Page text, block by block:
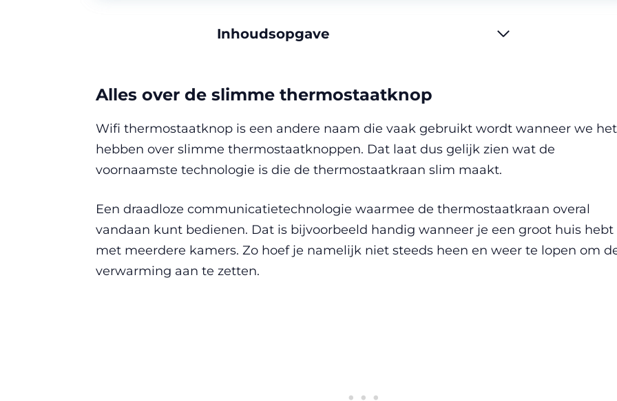
Inhoudsopgave
Alles over de slimme thermostaatknop
Wifi thermostaatknop is een andere naam die vaak gebruikt wordt wanneer we het
hebben over slimme thermostaatknoppen. Dat laat dus gelijk zien wat de
voornaamste technologie is die de thermostaatkraan slim maakt.
Een draadloze communicatietechnologie waarmee de thermostaatkraan overal
vandaan kunt bedienen. Dat is bijvoorbeeld handig wanneer je een groot huis hebt
met meerdere kamers. Zo hoef je namelijk niet steeds heen en weer te lopen om
verwarming aan te zetten.